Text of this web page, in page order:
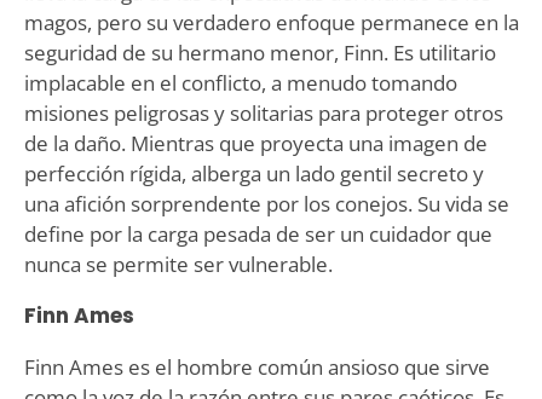
magos, pero su verdadero enfoque permanece en la
seguridad de su hermano menor, Finn. Es utilitario
implacable en el conflicto, a menudo tomando
misiones peligrosas y solitarias para proteger otros
de la daño. Mientras que proyecta una imagen de
perfección rígida, alberga un lado gentil secreto y
una afición sorprendente por los conejos. Su vida se
define por la carga pesada de ser un cuidador que
nunca se permite ser vulnerable.
Finn Ames
Finn Ames es el hombre común ansioso que sirve